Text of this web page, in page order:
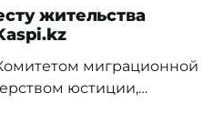
жительства
миграционной
юстиции,